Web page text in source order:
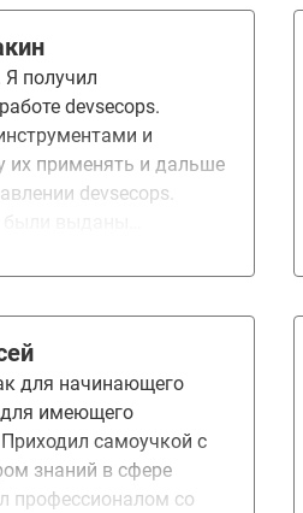
Я получил
devsecops.
и
их применять и дальше
devsecops.
для начинающего
для имеющего
самоучкой с
знаний в сфере
профессионалом со